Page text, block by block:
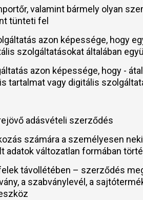
valamint bármely olyan
tünteti fel
azon képessége, hogy
szolgáltatásokat általában
azon képessége, hogy -
tartalmat vagy digitális
adásvételi szerződés
számára a személyesen
adatok változatlan formában
távollétében – szerződés
a szabványlevél, a